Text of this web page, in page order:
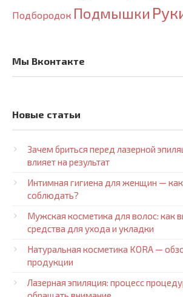
Подбородок Подмышки
Мы Вконтакте
Новые статьи
Зачем бриться перед лазерной
влияет на результат
Интимная гигиена для женщин —
соблюдать?
Мужская косметика для волос: как
средства для ухода и укладки
Натуральная косметика KORA —
продукции
Лазерная эпиляция: процесс